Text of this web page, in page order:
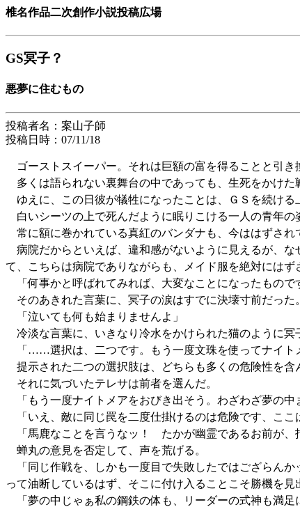
椎名作品二次創作小説投稿広場
GS冥子？
悪夢に住むもの
投稿者名：案山子師
投稿日時：07/11/18
ゴーストスイーパー。それは巨額の富を得ることと引き
多くは語られない裏舞台の中であっても、生死をかけた
ゆえに、この日彼が犠牲になったことは、ＧＳを続ける
白いシーツの上で死んだように眠りこける一人の青年の
常に額に巻かれている真紅のバンダナも、今ははずされ
病院だからといえば、違和感がないように見えるが、な
て、こちらは病院でありながらも、メイド服を絶対にはず
「何事かと呼ばれてみれば、大変なことになったもの
そのあきれた言葉に、冥子の涙はすでに決壊寸前だった。
「泣いても何も始まりませんよ」
冷淡な言葉に、いきなり冷水をかけられた猫のように冥
「……選択は、二つです。もう一度文珠を使ってナイト
提示された二つの選択肢は、どちらも多くの危険性を含
それに気づいたテレサは前者を選んだ。
「もう一度ナイトメアをおびき出そう。わざわざ夢の中
「いえ、敵に同じ罠を二度仕掛けるのは危険です、ここ
「馬鹿なことを言うなッ！ たかが幽霊であるお前が、
蝉丸の意見を否定して、声を荒げる。
「同じ作戦を、しかも一度目で失敗したではござらん
って油断しているはず、そこに付け入ることこそ勝機を見
「夢の中じゃぁ私の鋼鉄の体も、リーダーの式神も満